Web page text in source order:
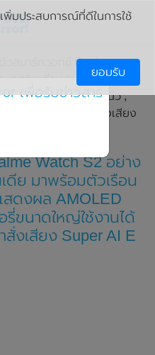
ตัวสมาร์ทวอทช์ Realme
เทศอินเดีย มาพร้อมตัวเรือน
ขนาด 1.43 นิ้ว ,
วัน และรองรับคำสั่งเสียง
Watch S2 อย่าง
เดีย มาพร้อมตัวเรือน
ดงผล AMOLED
ขนาดใหญ่ใช้งานได้
สั่งเสียง Super AI E
พิ่มประสบการณ์ที่ดีในการใช้
ยอมรับ
เพื่อรับข่าวสาร